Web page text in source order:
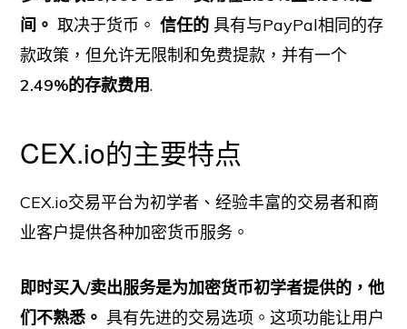
间。 取决于货币。信任的 具有与PayPal相同的存
款政策，但允许无限制和免费提款，并有一个
2.49%的存款费用.
CEX.io的主要特点
CEX.io交易平台为初学者、经验丰富的交易者和商
业客户提供各种加密货币服务。
即时买入/卖出服务是为加密货币初学者提供的，他
们不熟悉。 具有先进的交易选项。这项功能让用户